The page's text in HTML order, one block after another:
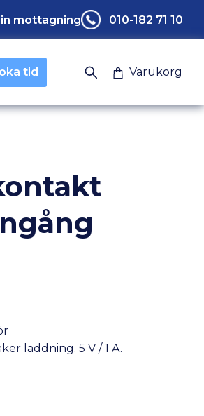
mottagning 010-182 71 10
tid Varukorg
laddning. 5 V / 1 A.